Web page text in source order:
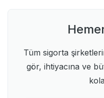
Tüm sigorta
gör, ihtiyacına ve